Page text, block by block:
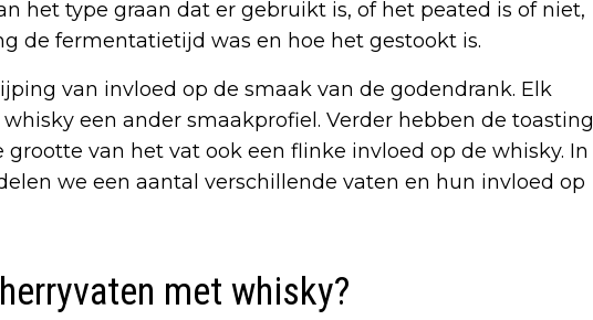
het type graan dat er gebruikt is, of het peated is of niet,
de fermentatietijd was en hoe het gestookt is.
van invloed op de smaak van de godendrank. Elk
een ander smaakprofiel. Verder hebben de toasting
grootte van het vat ook een flinke invloed op de whisky. In
we een aantal verschillende vaten en hun invloed op
met whisky?